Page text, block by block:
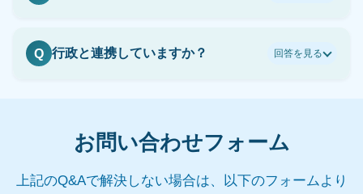
Q 行政と連携していますか？ 回答を見る
お問い合わせフォーム
上記のQ&Aで解決しない場合は、以下のフォームより